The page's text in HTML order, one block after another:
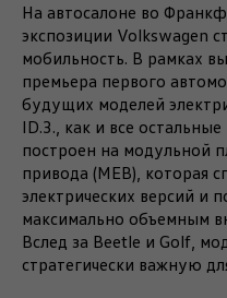
На автосалоне во
экспозиции Volkswagen
мобильность. В рамках
премьера первого
будущих моделей
ID.3., как и все
построен на модульной
привода (MEB), которая
электрических версий и
максимально объемным
Вслед за Beetle и Golf,
стратегически важную